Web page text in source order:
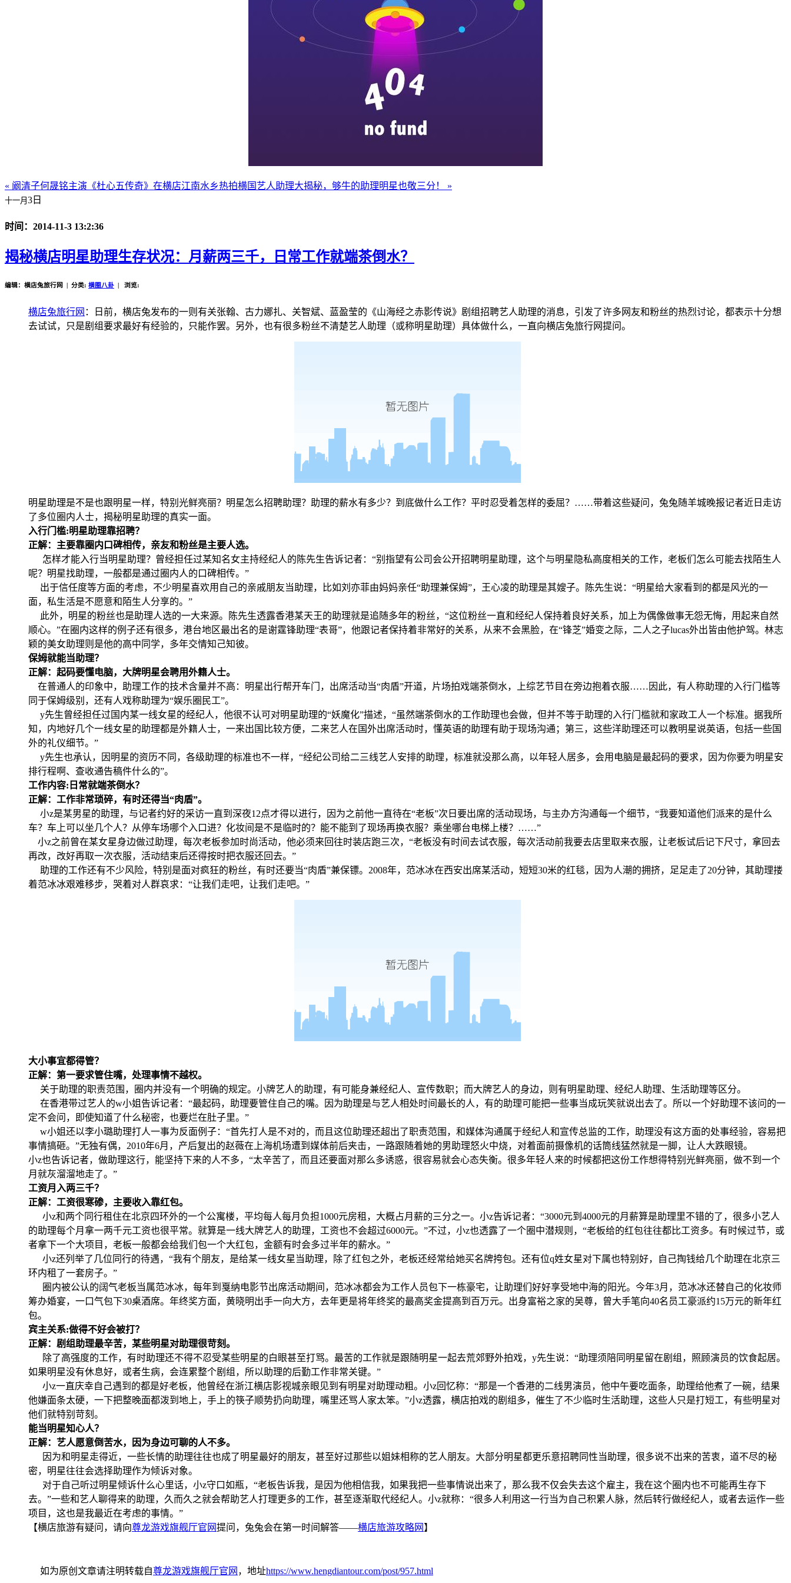
« 阚清子何晟铭主演《杜心五传奇》在横店江南水乡热拍横国艺人助理大揭秘，够牛的助理明星也敬三分！ »
十一月 3日
时间：2014-11-3 13:2:36
揭秘横店明星助理生存状况：月薪两三千，日常工作就端茶倒水？
编辑：横店兔旅行网 | 分类: 横圈八卦 | 浏览:
横店兔旅行网 ：日前，横店兔发布的一则有关张翰、古力娜扎、关智斌、蓝盈莹的《山海经之赤影传说》剧组招聘艺人助理的消息，引发了许多网友和粉丝的热烈讨论，都表示十分想
去试试，只是剧组要求最好有经验的，只能作罢。另外，也有很多粉丝不清楚艺人助理（或称明星助理）具体做什么，一直向横店兔旅行网提问。
明星助理是不是也跟明星一样，特别光鲜亮丽？明星怎么招聘助理？助理的薪水有多少？到底做什么工作？平时忍受着怎样的委屈？……带着这些疑问，兔兔随羊城晚报记者近日走访
了多位圈内人士，揭秘明星助理的真实一面。
入行门槛:明星助理靠招聘？
正解：主要靠圈内口碑相传，亲友和粉丝是主要人选。
怎样才能入行当明星助理？曾经担任过某知名女主持经纪人的陈先生告诉记者：“别指望有公司会公开招聘明星助理，这个与明星隐私高度相关的工作，老板们怎么可能去找陌生人
呢？明星找助理，一般都是通过圈内人的口碑相传。”
出于信任度等方面的考虑，不少明星喜欢用自己的亲戚朋友当助理，比如刘亦菲由妈妈亲任“助理兼保姆”，王心凌的助理是其嫂子。陈先生说：“明星给大家看到的都是风光的一
面，私生活是不愿意和陌生人分享的。”
此外，明星的粉丝也是助理人选的一大来源。陈先生透露香港某天王的助理就是追随多年的粉丝，“这位粉丝一直和经纪人保持着良好关系，加上为偶像做事无怨无悔，用起来自然
顺心。”在圈内这样的例子还有很多，港台地区最出名的是谢霆锋助理“表哥”，他跟记者保持着非常好的关系，从来不会黑脸，在“锋芝”婚变之际，二人之子lucas外出皆由他护驾。林志
颖的美女助理则是他的高中同学，多年交情知己知彼。
保姆就能当助理？
正解：起码要懂电脑，大牌明星会聘用外籍人士。
在普通人的印象中，助理工作的技术含量并不高：明星出行帮开车门，出席活动当“肉盾”开道，片场拍戏端茶倒水，上综艺节目在旁边抱着衣服……因此，有人称助理的入行门槛等
同于保姆级别，还有人戏称助理为“娱乐圈民工”。
y先生曾经担任过国内某一线女星的经纪人，他很不认可对明星助理的“妖魔化”描述，“虽然端茶倒水的工作助理也会做，但并不等于助理的入行门槛就和家政工人一个标准。据我所
知，内地好几个一线女星的助理都是外籍人士，一来出国比较方便，二来艺人在国外出席活动时，懂英语的助理有助于现场沟通；第三，这些洋助理还可以教明星说英语，包括一些国
外的礼仪细节。”
y先生也承认，因明星的资历不同，各级助理的标准也不一样，“经纪公司给二三线艺人安排的助理，标准就没那么高，以年轻人居多，会用电脑是最起码的要求，因为你要为明星安
排行程啊、查收通告稿件什么的”。
工作内容:日常就端茶倒水？
正解：工作非常琐碎，有时还得当“肉盾”。
小z是某男星的助理，与记者约好的采访一直到深夜12点才得以进行，因为之前他一直待在“老板”次日要出席的活动现场，与主办方沟通每一个细节，“我要知道他们派来的是什么
车？车上可以坐几个人？从停车场哪个入口进？化妆间是不是临时的？能不能到了现场再换衣服？乘坐哪台电梯上楼？……”
小z之前曾在某女星身边做过助理，每次老板参加时尚活动，他必须来回往时装店跑三次，“老板没有时间去试衣服，每次活动前我要去店里取来衣服，让老板试后记下尺寸，拿回去
再改，改好再取一次衣服，活动结束后还得按时把衣服还回去。”
助理的工作还有不少风险，特别是面对疯狂的粉丝，有时还要当“肉盾”兼保镖。2008年，范冰冰在西安出席某活动，短短30米的红毯，因为人潮的拥挤，足足走了20分钟，其助理搂
着范冰冰艰难移步，哭着对人群哀求：“让我们走吧，让我们走吧。”
大小事宜都得管？
正解：第一要求管住嘴，处理事情不越权。
关于助理的职责范围，圈内并没有一个明确的规定。小牌艺人的助理，有可能身兼经纪人、宣传数职；而大牌艺人的身边，则有明星助理、经纪人助理、生活助理等区分。
在香港带过艺人的w小姐告诉记者：“最起码，助理要管住自己的嘴。因为助理是与艺人相处时间最长的人，有的助理可能把一些事当成玩笑就说出去了。所以一个好助理不该问的一
定不会问，即使知道了什么秘密，也要烂在肚子里。”
w小姐还以李小璐助理打人一事为反面例子：“首先打人是不对的，而且这位助理还超出了职责范围，和媒体沟通属于经纪人和宣传总监的工作，助理没有这方面的处事经验，容易把
事情搞砸。”无独有偶，2010年6月，产后复出的赵薇在上海机场遭到媒体前后夹击，一路跟随着她的男助理怒火中烧，对着面前摄像机的话筒线猛然就是一脚，让人大跌眼镜。
小z也告诉记者，做助理这行，能坚持下来的人不多，“太辛苦了，而且还要面对那么多诱惑，很容易就会心态失衡。很多年轻人来的时候都把这份工作想得特别光鲜亮丽，做不到一个
月就灰溜溜地走了。”
工资月入两三千？
正解：工资很寒碜，主要收入靠红包。
小z和两个同行租住在北京四环外的一个公寓楼，平均每人每月负担1000元房租，大概占月薪的三分之一。小z告诉记者：“3000元到4000元的月薪算是助理里不错的了，很多小艺人
的助理每个月拿一两千元工资也很平常。就算是一线大牌艺人的助理，工资也不会超过6000元。”不过，小z也透露了一个圈中潜规则，“老板给的红包往往都比工资多。有时候过节，或
者拿下一个大项目，老板一般都会给我们包一个大红包，金额有时会多过半年的薪水。”
小z还列举了几位同行的待遇，“我有个朋友，是给某一线女星当助理，除了红包之外，老板还经常给她买名牌挎包。还有位q姓女星对下属也特别好，自己掏钱给几个助理在北京三
环内租了一套房子。”
圈内被公认的阔气老板当属范冰冰，每年到戛纳电影节出席活动期间，范冰冰都会为工作人员包下一栋豪宅，让助理们好好享受地中海的阳光。今年3月，范冰冰还替自己的化妆师
筹办婚宴，一口气包下30桌酒席。年终奖方面，黄晓明出手一向大方，去年更是将年终奖的最高奖金提高到百万元。出身富裕之家的吴尊，曾大手笔向40名员工豪派约15万元的新年红
包。
宾主关系:做得不好会被打？
正解：剧组助理最辛苦，某些明星对助理很苛刻。
除了高强度的工作，有时助理还不得不忍受某些明星的白眼甚至打骂。最苦的工作就是跟随明星一起去荒郊野外拍戏，y先生说：“助理须陪同明星留在剧组，照顾演员的饮食起居。
如果明星没有休息好，或者生病，会连累整个剧组，所以助理的后勤工作非常关键。”
小z一直庆幸自己遇到的都是好老板，他曾经在浙江横店影视城亲眼见到有明星对助理动粗。小z回忆称：“那是一个香港的二线男演员，他中午要吃面条，助理给他煮了一碗，结果
他嫌面条太硬，一下把整晚面都泼到地上，手上的筷子顺势扔向助理，嘴里还骂人家太笨。”小z透露，横店拍戏的剧组多，催生了不少临时生活助理，这些人只是打短工，有些明星对
他们就特别苛刻。
能当明星知心人？
正解：艺人愿意倒苦水，因为身边可聊的人不多。
因为和明星走得近，一些长情的助理往往也成了明星最好的朋友，甚至好过那些以姐妹相称的艺人朋友。大部分明星都更乐意招聘同性当助理，很多说不出来的苦衷，道不尽的秘
密，明星往往会选择助理作为倾诉对象。
对于自己听过明星倾诉什么心里话，小z守口如瓶，“老板告诉我，是因为他相信我，如果我把一些事情说出来了，那么我不仅会失去这个雇主，我在这个圈内也不可能再生存下
去。”一些和艺人聊得来的助理，久而久之就会帮助艺人打理更多的工作，甚至逐渐取代经纪人。小z就称：“很多人利用这一行当为自己积累人脉，然后转行做经纪人，或者去运作一些
项目，这也是我最近在考虑的事情。”
【横店旅游有疑问，请向尊龙游戏旗舰厅官网提问，兔兔会在第一时间解答——横店旅游攻略网 】
如为原创文章请注明转载自尊龙游戏旗舰厅官网 ，地址https://www.hengdiantour.com/post/957.html